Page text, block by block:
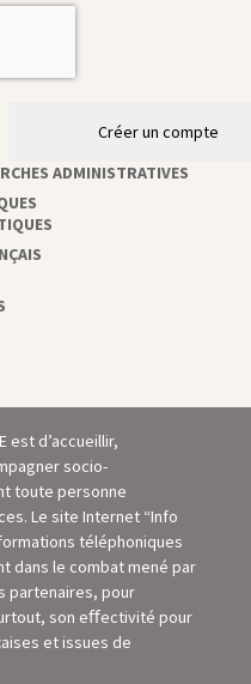
Créer un compte
ADMINISTRATIVES
est d’accueillir,
socio-
toute personne
Le site Internet “Info
téléphoniques
dans le combat mené par
partenaires, pour
son eﬀectivité pour
et issues de